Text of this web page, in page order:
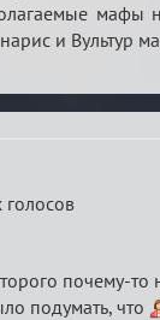
мафы
и Вультур
почему-
подумать, что